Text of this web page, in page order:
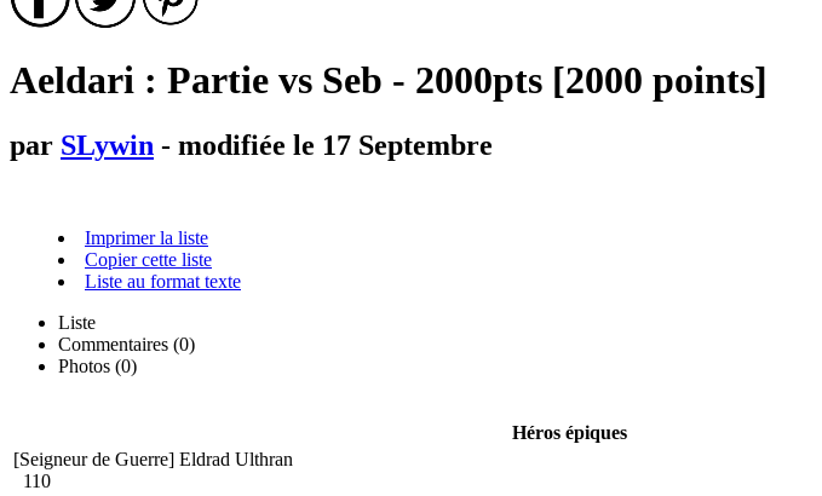
Aeldari : Partie vs Seb - 2000pts [2000 points]
par SLywin - modifiée le 17 Septembre
Imprimer la liste
Copier cette liste
Liste au format texte
Liste
Commentaires (0)
Photos (0)
Héros épiques
[Seigneur de Guerre] Eldrad Ulthran
110